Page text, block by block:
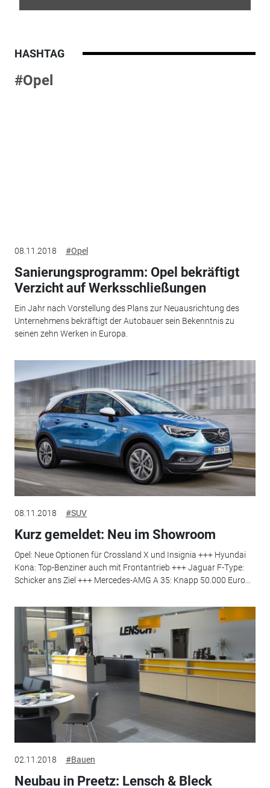
HASHTAG
#Opel
08.11.2018 #Opel
Sanierungsprogramm: Opel bekräftigt
Verzicht auf Werksschließungen
Ein Jahr nach Vorstellung des Plans zur Neuausrichtung des
Unternehmens bekräftigt der Autobauer sein Bekenntnis zu
seinen zehn Werken in Europa.
08.11.2018 #SUV
Kurz gemeldet: Neu im Showroom
Opel: Neue Optionen für Crossland X und Insignia +++ Hyundai
Kona: Top-Benziner auch mit Frontantrieb +++ Jaguar F-Type:
Schicker ans Ziel +++ Mercedes-AMG A 35: Knapp 50.000 Euro...
02.11.2018 #Bauen
Neubau in Preetz: Lensch & Bleck